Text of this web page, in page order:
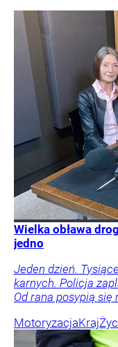
Wielka obława
jedno
Jeden dzień.
karnych. Policja
Od rana posypią się
MotoryzacjaKraj